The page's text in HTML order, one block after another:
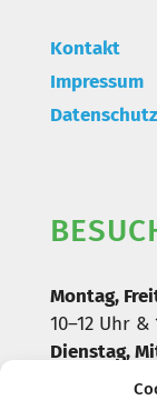
Kontakt
Impressum
Datenschutz
Montag,
10–12 Uhr &
Dienstag,
geschlossen